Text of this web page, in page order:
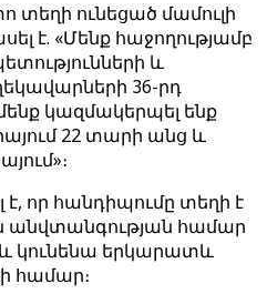
ունեցած մամուլի
է. «Մենք հաջողությամբ
և
36-րդ
կազմակերպել ենք
22 տարի անց և
որ հանդիպումը տեղի է
անվտանգության համար
կունենա երկարատև
համար։